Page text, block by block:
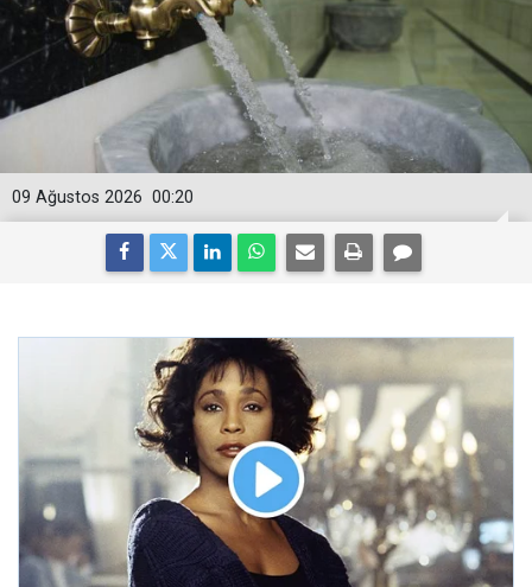
00:20
09 Ağustos 2026